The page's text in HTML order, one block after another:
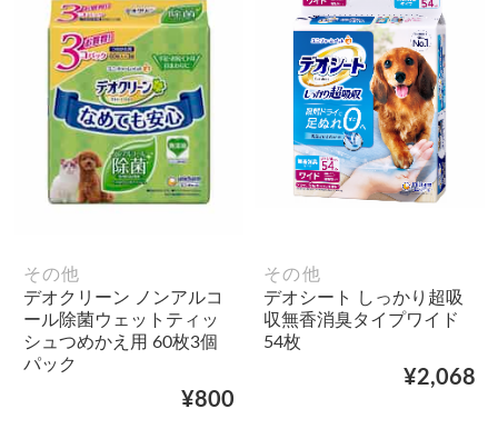
その他
デオクリーン ノンアルコ
ール除菌ウェットティッ
シュつめかえ用 60枚3個
パック
¥800
その他
デオシート しっかり超吸
収無香消臭タイプワイド
54枚
¥2,068